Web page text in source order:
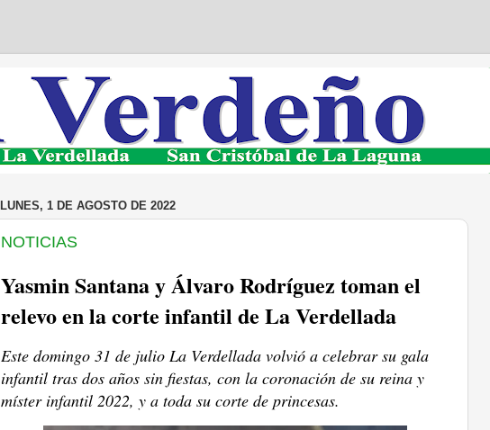
LUNES, 1 DE AGOSTO DE 2022
NOTICIAS
Yasmin Santana y Álvaro Rodríguez toman el
relevo en la corte infantil de La Verdellada
Este domingo 31 de julio La Verdellada volvió a celebrar su gala
infantil tras dos años sin fiestas, con la coronación de su reina y
míster infantil 2022, y a toda su corte de princesas.